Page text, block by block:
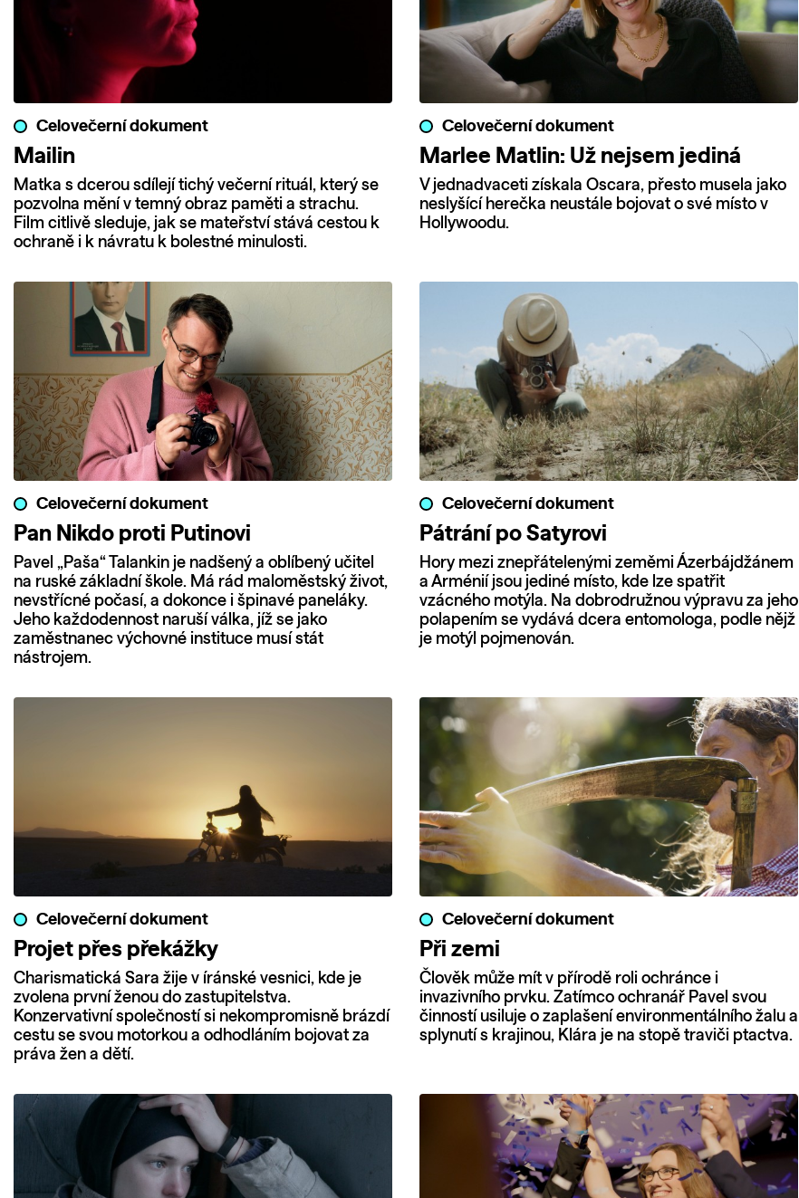
Celovečerní dokument
Mailin
Matka s dcerou sdílejí tichý večerní rituál, který se
pozvolna mění v temný obraz paměti a strachu.
Film citlivě sleduje, jak se mateřství stává cestou k
ochraně i k návratu k bolestné minulosti.
Celovečerní dokument
Marlee Matlin: Už nejsem jediná
V jednadvaceti získala Oscara, přesto musela jako
neslyšící herečka neustále bojovat o své místo v
Hollywoodu.
Celovečerní dokument
Pan Nikdo proti Putinovi
Pavel „Paša“ Talankin je nadšený a oblíbený učitel
na ruské základní škole. Má rád maloměstský život,
nevstřícné počasí, a dokonce i špinavé paneláky.
Jeho každodennost naruší válka, jíž se jako
zaměstnanec výchovné instituce musí stát
nástrojem.
Celovečerní dokument
Pátrání po Satyrovi
Hory mezi znepřátelenými zeměmi Ázerbájdžánem
a Arménií jsou jediné místo, kde lze spatřit
vzácného motýla. Na dobrodružnou výpravu za jeho
polapením se vydává dcera entomologa, podle nějž
je motýl pojmenován.
Celovečerní dokument
Projet přes překážky
Charismatická Sara žije v íránské vesnici, kde je
zvolena první ženou do zastupitelstva.
Konzervativní společností si nekompromisně brázdí
cestu se svou motorkou a odhodláním bojovat za
práva žen a dětí.
Celovečerní dokument
Při zemi
Člověk může mít v přírodě roli ochránce i
invazivního prvku. Zatímco ochranář Pavel svou
činností usiluje o zaplašení environmentálního žalu a
splynutí s krajinou, Klára je na stopě traviči ptactva.